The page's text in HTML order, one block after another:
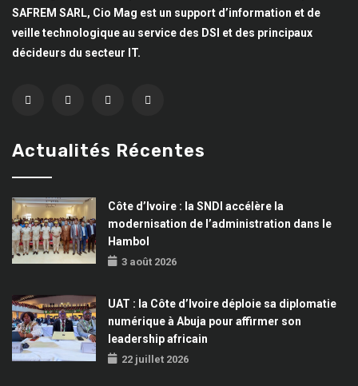
SAFREM SARL, Cio Mag est un support d’information et de
veille technologique au service des DSI et des principaux
décideurs du secteur IT.
Actualités Récentes
Côte d’Ivoire : la SNDI accélère la
modernisation de l’administration dans le
Hambol
3 août 2026
UAT : la Côte d’Ivoire déploie sa diplomatie
numérique à Abuja pour affirmer son
leadership africain
22 juillet 2026